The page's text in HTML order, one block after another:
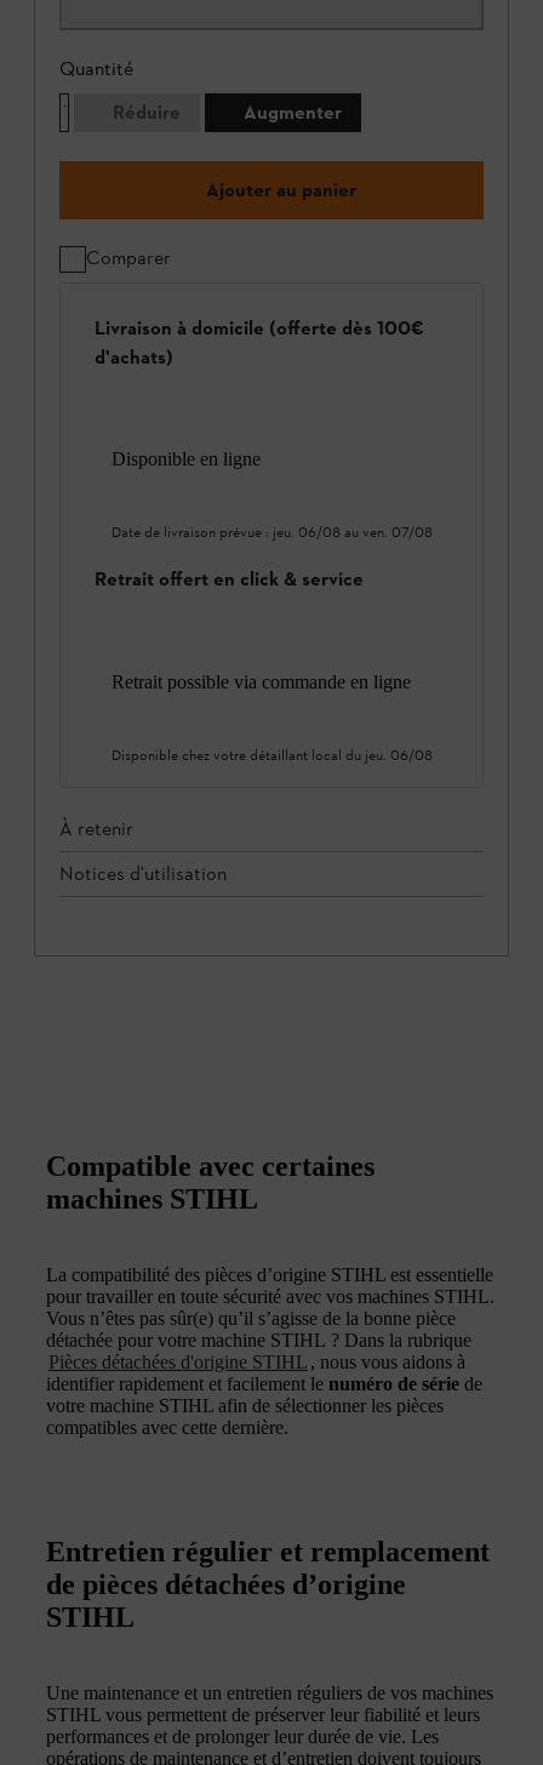
Quantité
Réduire
Augmenter
Ajouter au panier
Comparer
Livraison à domicile (offerte dès 100€
d'achats)
Disponible en ligne
Date de livraison prévue : jeu. 06/08 au ven. 07/08
Retrait offert en click & service
Retrait possible via commande en ligne
Disponible chez votre détaillant local du jeu. 06/08
À retenir
Notices d'utilisation
Compatible avec certaines
machines STIHL
La compatibilité des pièces d’origine STIHL est essentielle
pour travailler en toute sécurité avec vos machines STIHL.
Vous n’êtes pas sûr(e) qu’il s’agisse de la bonne pièce
détachée pour votre machine STIHL ? Dans la rubrique
Pièces détachées d'origine STIHL , nous vous aidons à
identifier rapidement et facilement le numéro de série de
votre machine STIHL afin de sélectionner les pièces
compatibles avec cette dernière.
Entretien régulier et remplacement
de pièces détachées d’origine
STIHL
Une maintenance et un entretien réguliers de vos machines
STIHL vous permettent de préserver leur fiabilité et leurs
performances et de prolonger leur durée de vie. Les
opérations de maintenance et d’entretien doivent toujours